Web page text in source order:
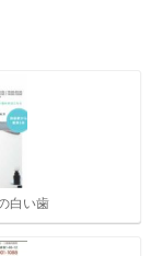
白い歯